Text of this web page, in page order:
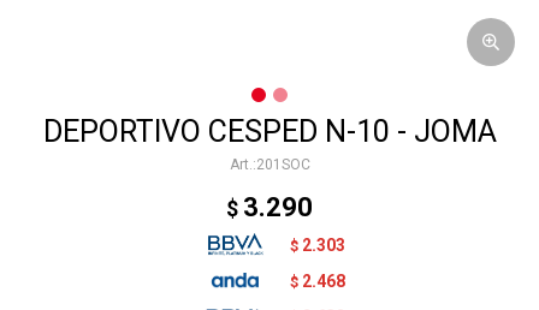
DEPORTIVO CESPED N-10 - JOMA
201SOC
$ 3.290
$ 2.303
$ 2.468